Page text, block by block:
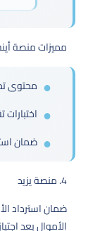
مميزات منصة
محتوى
ضمان
4. منصة يزيد
ضمان استرداد
الأموال بعد